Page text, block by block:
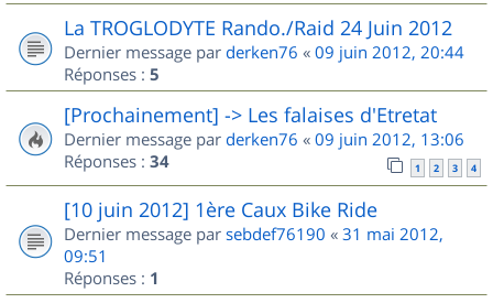
La TROGLODYTE Rando./Raid 24 Juin 2012
Dernier message par derken76 « 09 juin 2012, 20:44
Réponses : 5
[Prochainement] -> Les falaises d'Etretat
Dernier message par derken76 « 09 juin 2012, 13:06
Réponses : 34 1 2 3 4
[10 juin 2012] 1ère Caux Bike Ride
Dernier message par sebdef76190 « 31 mai 2012,
09:51
Réponses : 1